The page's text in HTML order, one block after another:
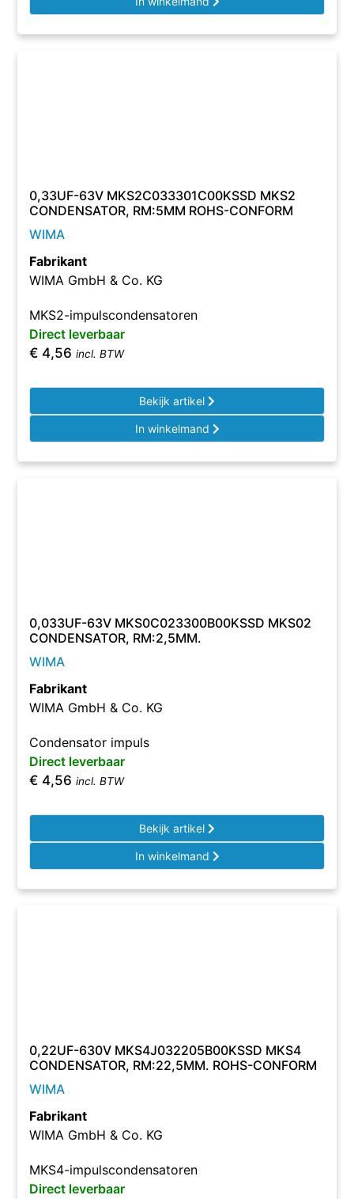
0,33UF-63V MKS2C033301C00KSSD MKS2
CONDENSATOR, RM:5MM ROHS-CONFORM
WIMA
Fabrikant
WIMA GmbH & Co. KG
MKS2-impulscondensatoren
Direct leverbaar
€ 4,56 incl. BTW
Bekijk artikel
In winkelmand
0,033UF-63V MKS0C023300B00KSSD MKS02
CONDENSATOR, RM:2,5MM.
WIMA
Fabrikant
WIMA GmbH & Co. KG
Condensator impuls
Direct leverbaar
€ 4,56 incl. BTW
Bekijk artikel
In winkelmand
0,22UF-630V MKS4J032205B00KSSD MKS4
CONDENSATOR, RM:22,5MM. ROHS-CONFORM
WIMA
Fabrikant
WIMA GmbH & Co. KG
MKS4-impulscondensatoren
Direct leverbaar